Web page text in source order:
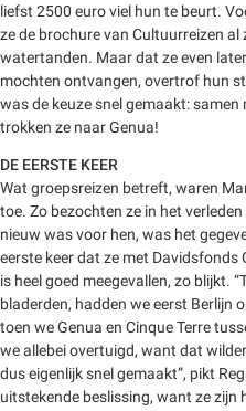
liefst 2500 euro viel hun te beurt.
ze de brochure van Cultuurreizen al
watertanden. Maar dat ze even
mochten ontvangen, overtrof hun
was de keuze snel gemaakt:
trokken ze naar Genua!
DE EERSTE KEER
Wat groepsreizen betreft, waren
toe. Zo bezochten ze in het
nieuw was voor hen, was het
eerste keer dat ze met
is heel goed meegevallen, zo blijkt.
bladerden, hadden we eerst Berlijn
toen we Genua en Cinque Terre
we allebei overtuigd, want dat
dus eigenlijk snel gemaakt”, pikt
uitstekende beslissing, want ze zijn